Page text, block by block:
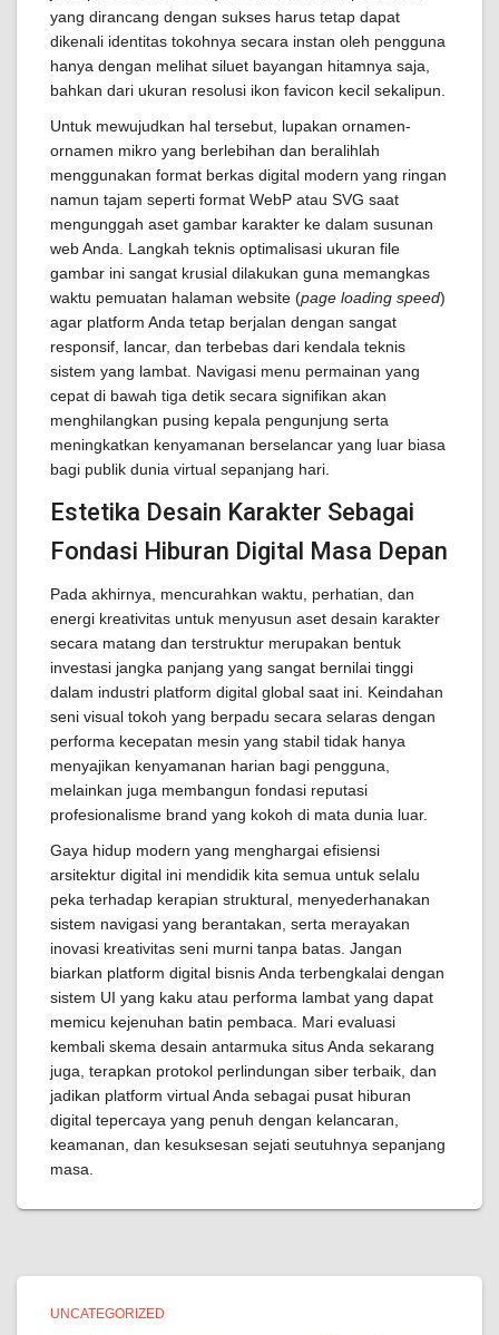
yang dirancang dengan sukses harus tetap dapat
dikenali identitas tokohnya secara instan oleh pengguna
hanya dengan melihat siluet bayangan hitamnya saja,
bahkan dari ukuran resolusi ikon favicon kecil sekalipun.
Untuk mewujudkan hal tersebut, lupakan ornamen-
ornamen mikro yang berlebihan dan beralihlah
menggunakan format berkas digital modern yang ringan
namun tajam seperti format WebP atau SVG saat
mengunggah aset gambar karakter ke dalam susunan
web Anda. Langkah teknis optimalisasi ukuran file
gambar ini sangat krusial dilakukan guna memangkas
waktu pemuatan halaman website (page loading speed)
agar platform Anda tetap berjalan dengan sangat
responsif, lancar, dan terbebas dari kendala teknis
sistem yang lambat. Navigasi menu permainan yang
cepat di bawah tiga detik secara signifikan akan
menghilangkan pusing kepala pengunjung serta
meningkatkan kenyamanan berselancar yang luar biasa
bagi publik dunia virtual sepanjang hari.
Estetika Desain Karakter Sebagai
Fondasi Hiburan Digital Masa Depan
Pada akhirnya, mencurahkan waktu, perhatian, dan
energi kreativitas untuk menyusun aset desain karakter
secara matang dan terstruktur merupakan bentuk
investasi jangka panjang yang sangat bernilai tinggi
dalam industri platform digital global saat ini. Keindahan
seni visual tokoh yang berpadu secara selaras dengan
performa kecepatan mesin yang stabil tidak hanya
menyajikan kenyamanan harian bagi pengguna,
melainkan juga membangun fondasi reputasi
profesionalisme brand yang kokoh di mata dunia luar.
Gaya hidup modern yang menghargai efisiensi
arsitektur digital ini mendidik kita semua untuk selalu
peka terhadap kerapian struktural, menyederhanakan
sistem navigasi yang berantakan, serta merayakan
inovasi kreativitas seni murni tanpa batas. Jangan
biarkan platform digital bisnis Anda terbengkalai dengan
sistem UI yang kaku atau performa lambat yang dapat
memicu kejenuhan batin pembaca. Mari evaluasi
kembali skema desain antarmuka situs Anda sekarang
juga, terapkan protokol perlindungan siber terbaik, dan
jadikan platform virtual Anda sebagai pusat hiburan
digital tepercaya yang penuh dengan kelancaran,
keamanan, dan kesuksesan sejati seutuhnya sepanjang
masa.
UNCATEGORIZED